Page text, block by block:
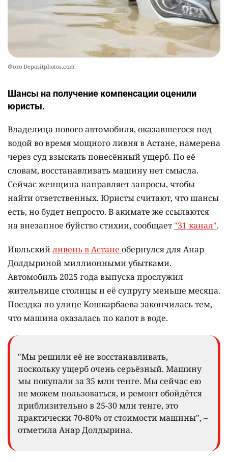
Фото Depositphotos.com
Шансы на получение компенсации оценили
юристы.
Владелица нового автомобиля, оказавшегося под
водой во время мощного ливня в Астане, намерена
через суд взыскать понесённый ущерб. По её
словам, восстанавливать машину нет смысла.
Сейчас женщина направляет запросы, чтобы
найти ответственных. Юристы считают, что шансы
есть, но будет непросто. В акимате же ссылаются
на внезапное буйство стихии, сообщает "31 канал".
Июльскийливень в Астане обернулся для Анар
Долдыриной миллионными убытками.
Автомобиль 2025 года выпуска прослужил
жительнице столицы и её супругу меньше месяца.
Поездка по улице Кошкарбаева закончилась тем,
что машина оказалась по капот в воде.
"Мы решили её не восстанавливать,
поскольку ущерб очень серьёзный. Машину
мы покупали за 35 млн тенге. Мы сейчас ею
не можем пользоваться, и ремонт обойдётся
приблизительно в 25-30 млн тенге, это
практически 70-80% от стоимости машины", –
отметила Анар Долдырина.